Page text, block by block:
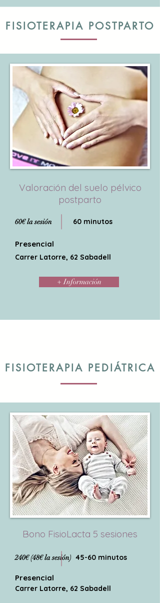
Valoración del suelo pélvico
postparto
60€ la sesión 60 minutos
Presencial
Carrer Latorre, 62 Sabadell
+ Información
FISIOTERAPIA POSTPARTO
Bono FisioLacta 5 sesiones
240€ (48€ la sesión) 45-60 minutos
Presencial
Carrer Latorre, 62 Sabadell
FISIOTERAPIA PEDIÁTRICA